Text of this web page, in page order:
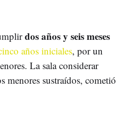
dos años y seis meses
años iniciales, por un
La sala considerar
menores sustraídos, cometió